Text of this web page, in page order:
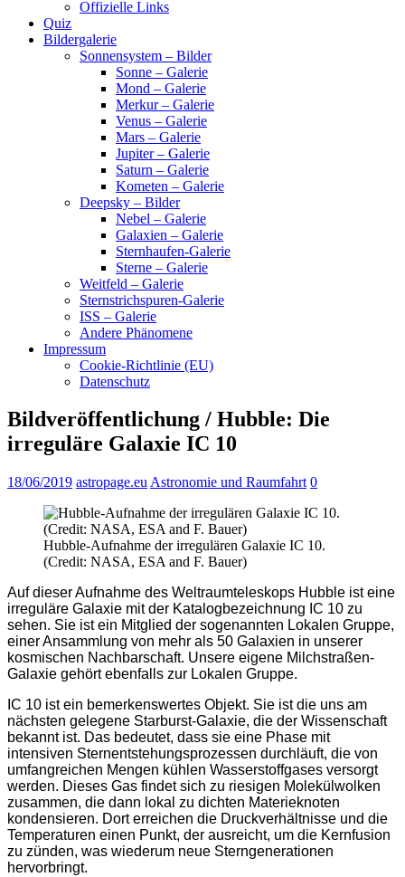
Offizielle Links
Quiz
Bildergalerie
Sonnensystem – Bilder
Sonne – Galerie
Mond – Galerie
Merkur – Galerie
Venus – Galerie
Mars – Galerie
Jupiter – Galerie
Saturn – Galerie
Kometen – Galerie
Deepsky – Bilder
Nebel – Galerie
Galaxien – Galerie
Sternhaufen-Galerie
Sterne – Galerie
Weitfeld – Galerie
Sternstrichspuren-Galerie
ISS – Galerie
Andere Phänomene
Impressum
Cookie-Richtlinie (EU)
Datenschutz
Bildveröffentlichung / Hubble: Die
irreguläre Galaxie IC 10
18/06/2019 astropage.eu Astronomie und Raumfahrt 0
Hubble-Aufnahme der irregulären Galaxie IC 10.
(Credit: NASA, ESA and F. Bauer)
Auf dieser Aufnahme des Weltraumteleskops Hubble ist eine
irreguläre Galaxie mit der Katalogbezeichnung IC 10 zu
sehen. Sie ist ein Mitglied der sogenannten Lokalen Gruppe,
einer Ansammlung von mehr als 50 Galaxien in unserer
kosmischen Nachbarschaft. Unsere eigene Milchstraßen-
Galaxie gehört ebenfalls zur Lokalen Gruppe.
IC 10 ist ein bemerkenswertes Objekt. Sie ist die uns am
nächsten gelegene Starburst-Galaxie, die der Wissenschaft
bekannt ist. Das bedeutet, dass sie eine Phase mit
intensiven Sternentstehungsprozessen durchläuft, die von
umfangreichen Mengen kühlen Wasserstoffgases versorgt
werden. Dieses Gas findet sich zu riesigen Molekülwolken
zusammen, die dann lokal zu dichten Materieknoten
kondensieren. Dort erreichen die Druckverhältnisse und die
Temperaturen einen Punkt, der ausreicht, um die Kernfusion
zu zünden, was wiederum neue Sterngenerationen
hervorbringt.